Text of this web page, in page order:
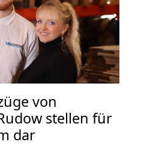
von
stellen für
dar